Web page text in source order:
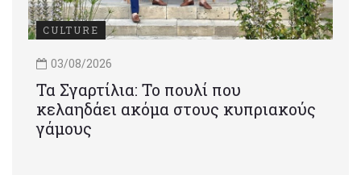
CULTURE
03/08/2026
Τα Σγαρτίλια: Το πουλί που
κελαηδάει ακόμα στους κυπριακούς
γάμους